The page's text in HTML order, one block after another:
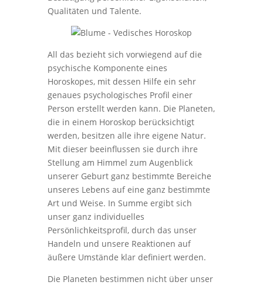
Qualitäten und Talente.
All das bezieht sich vorwiegend auf die
psychische Komponente eines
Horoskopes, mit dessen Hilfe ein sehr
genaues psychologisches Profil einer
Person erstellt werden kann. Die Planeten,
die in einem Horoskop berücksichtigt
werden, besitzen alle ihre eigene Natur.
Mit dieser beeinflussen sie durch ihre
Stellung am Himmel zum Augenblick
unserer Geburt ganz bestimmte Bereiche
unseres Lebens auf eine ganz bestimmte
Art und Weise. In Summe ergibt sich
unser ganz individuelles
Persönlichkeitsprofil, durch das unser
Handeln und unsere Reaktionen auf
äußere Umstände klar definiert werden.
Die Planeten bestimmen nicht über unser